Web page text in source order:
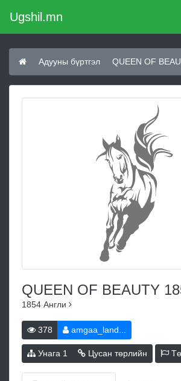
Ugshil.mn
Адууны бүртгэл QUEEN OF
QUEEN OF BEAUTY
1854 Англи
378 amgaa_land...
Унага 1 Цусан төрлийн